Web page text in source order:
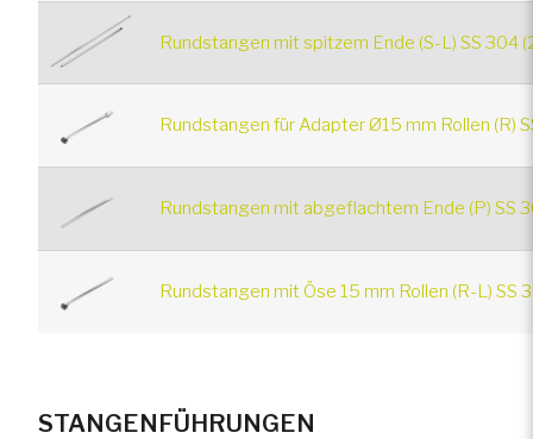
Rundstangen mit spitzem Ende (S-L) SS 304
Rundstangen für Adapter Ø15 mm Rollen (R)
Rundstangen mit abgeflachtem Ende (P) SS
Rundstangen mit Öse 15 mm Rollen (R-L) SS
STANGENFÜHRUNGEN